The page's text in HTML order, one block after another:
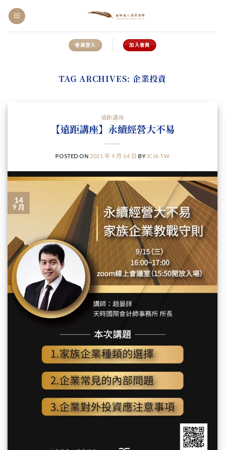
content
會員登入 加入會員
TAG ARCHIVES: 企業投資
遠距講座
【遠距講座】永續經營大不易
POSTED ON 2021 年 9 月 14 日 BY ICIA-TW
14
9 月